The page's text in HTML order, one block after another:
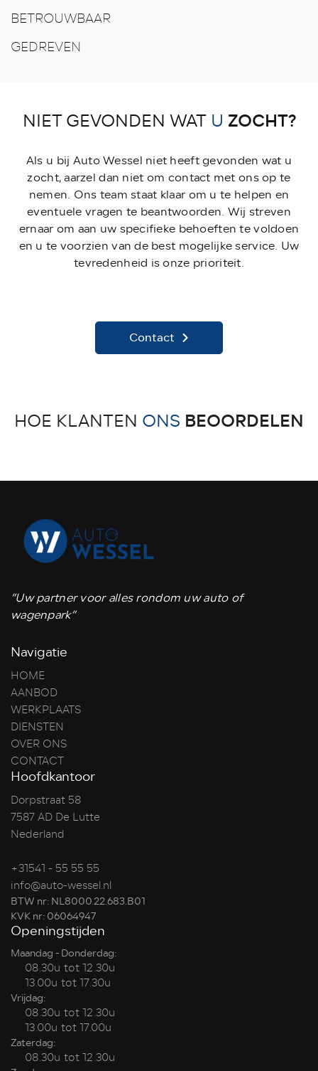
BETROUWBAAR
GEDREVEN
NIET GEVONDEN WAT U ZOCHT?
Als u bij Auto Wessel niet heeft gevonden wat u
zocht, aarzel dan niet om contact met ons op te
nemen. Ons team staat klaar om u te helpen en
eventuele vragen te beantwoorden. Wij streven
ernaar om aan uw specifieke behoeften te voldoen
en u te voorzien van de best mogelijke service. Uw
tevredenheid is onze prioriteit.
Contact
HOE KLANTEN ONS BEOORDELEN
“Uw partner voor alles rondom uw auto of
wagenpark”
Navigatie
HOME
AANBOD
WERKPLAATS
DIENSTEN
OVER ONS
CONTACT
Hoofdkantoor
Dorpstraat 58
7587 AD De Lutte
Nederland
+31541 - 55 55 55
info@auto-wessel.nl
BTW nr: NL8000.22.683.B01
KVK nr: 06064947
Openingstijden
Maandag - Donderdag:
08.30u tot 12.30u
13.00u tot 17.30u
Vrijdag:
08.30u tot 12.30u
13.00u tot 17.00u
Zaterdag:
08.30u tot 12.30u